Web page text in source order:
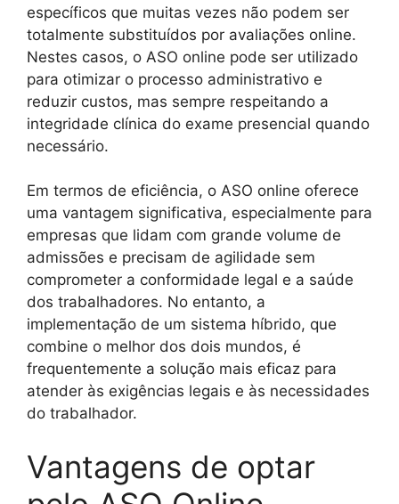
específicos que muitas vezes não podem ser
totalmente substituídos por avaliações online.
Nestes casos, o ASO online pode ser utilizado
para otimizar o processo administrativo e
reduzir custos, mas sempre respeitando a
integridade clínica do exame presencial quando
necessário.
Em termos de eficiência, o ASO online oferece
uma vantagem significativa, especialmente para
empresas que lidam com grande volume de
admissões e precisam de agilidade sem
comprometer a conformidade legal e a saúde
dos trabalhadores. No entanto, a
implementação de um sistema híbrido, que
combine o melhor dos dois mundos, é
frequentemente a solução mais eficaz para
atender às exigências legais e às necessidades
do trabalhador.
Vantagens de optar